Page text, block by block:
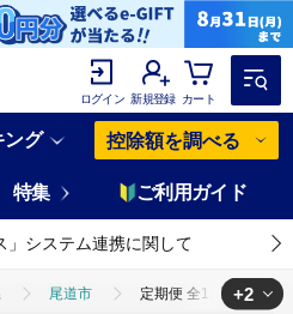
ログイン 新規登録 カート
ング 控除額を調べる
特集 ご利用ガイド
」システム連携に関して
尾道市 定期便 全12回 毎月発
+2